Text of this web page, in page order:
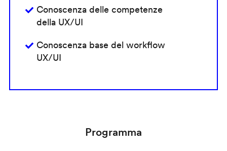
Conoscenza delle competenze
della UX/UI
Conoscenza base del workflow
UX/UI
Programma